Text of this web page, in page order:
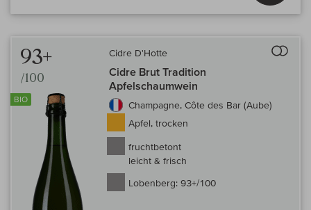
93+
/100
BIO
Cidre D'Hotte
Cidre Brut Tradition
Apfelschaumwein
Champagne, Côte des Bar (Aube)
Apfel, trocken
fruchtbetont
leicht & frisch
Lobenberg: 93+/100